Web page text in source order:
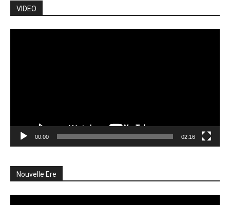
VIDEO
00:00 02:16
Nouvelle Ere